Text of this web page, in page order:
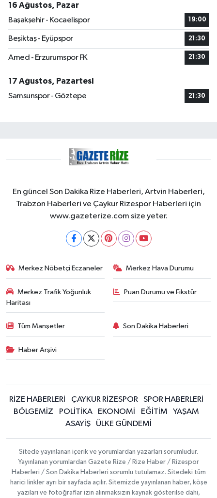
16 Ağustos, Pazar
Başakşehir - Kocaelispor
19:00
Beşiktaş - Eyüpspor 21:30
Amed - Erzurumspor FK 21:30
17 Ağustos, Pazartesi
Samsunspor - Göztepe
21:30
En güncel Son Dakika Rize Haberleri, Artvin Haberleri,
Trabzon Haberleri ve Çaykur Rizespor Haberleri için
www.gazeterize.com size yeter.
Merkez Nöbetçi Eczaneler Merkez Hava Durumu
Merkez Trafik Yoğunluk
Haritası
Puan Durumu ve Fikstür
Tüm Manşetler Son Dakika Haberleri
Haber Arşivi
RİZE HABERLERİ ÇAYKUR RİZESPOR
SPOR HABERLERİ
BÖLGEMİZ
POLİTİKA EKONOMİ EĞİTİM
YAŞAM
ASAYİŞ
ÜLKE GÜNDEMİ
Sitede yayınlanan içerik ve yorumlardan yazarları sorumludur.
Yayınlanan yorumlardan Gazete Rize / Rize Haber / Rizespor
Haberleri / Son Dakika Haberleri sorumlu tutulamaz. Sitedeki tüm
harici linkler ayrı bir sayfada açılır. Sitemizde yayınlanan haber, köşe
yazıları ve fotoğraflar izin alınmaksızın kaynak gösterilse dahi,